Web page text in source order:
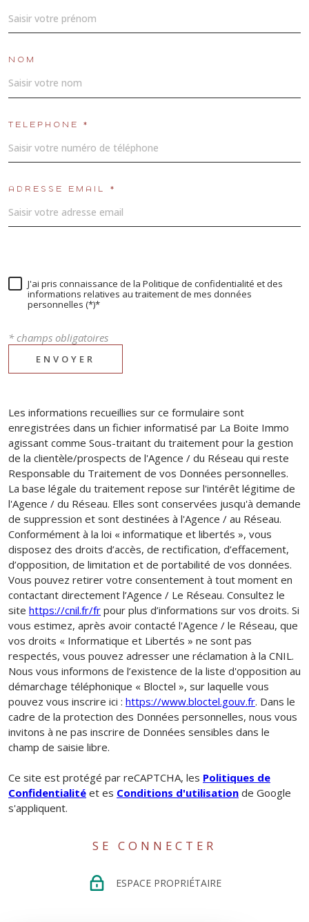
NOM
TÉLÉPHONE *
ADRESSE EMAIL *
J'ai pris connaissance de la Politique de confidentialité et des
informations relatives au traitement de mes données
personnelles (*)*
* champs obligatoires
ENVOYER
Les informations recueillies sur ce formulaire sont
enregistrées dans un fichier informatisé par La Boite Immo
agissant comme Sous-traitant du traitement pour la gestion
de la clientèle/prospects de l'Agence / du Réseau qui reste
Responsable du Traitement de vos Données personnelles.
La base légale du traitement repose sur l'intérêt légitime de
l'Agence / du Réseau. Elles sont conservées jusqu'à demande
de suppression et sont destinées à l'Agence / au Réseau.
Conformément à la loi « informatique et libertés », vous
disposez des droits d’accès, de rectification, d’effacement,
d’opposition, de limitation et de portabilité de vos données.
Vous pouvez retirer votre consentement à tout moment en
contactant directement l’Agence / Le Réseau. Consultez le
site https://cnil.fr/fr pour plus d’informations sur vos droits. Si
vous estimez, après avoir contacté l'Agence / le Réseau, que
vos droits « Informatique et Libertés » ne sont pas
respectés, vous pouvez adresser une réclamation à la CNIL.
Nous vous informons de l’existence de la liste d'opposition au
démarchage téléphonique « Bloctel », sur laquelle vous
pouvez vous inscrire ici : https://www.bloctel.gouv.fr. Dans le
cadre de la protection des Données personnelles, nous vous
invitons à ne pas inscrire de Données sensibles dans le
champ de saisie libre.
Ce site est protégé par reCAPTCHA, les Politiques de
Confidentialité et es Conditions d'utilisation de Google
s'appliquent.
SE CONNECTER
ESPACE PROPRIÉTAIRE